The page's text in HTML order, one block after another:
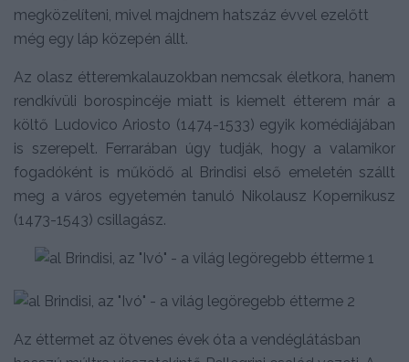
megközelíteni, mivel majdnem hatszáz évvel ezelőtt
még egy láp közepén állt.
Az olasz étteremkalauzokban nemcsak életkora, hanem
rendkívüli borospincéje miatt is kiemelt étterem már a
költő Ludovico Ariosto (1474-1533) egyik komédiájában
is szerepelt. Ferrarában úgy tudják, hogy a valamikor
fogadóként is működő al Brindisi első emeletén szállt
meg a város egyetemén tanuló Nikolausz Kopernikusz
(1473-1543) csillagász.
Az éttermet az ötvenes évek óta a vendéglátásban